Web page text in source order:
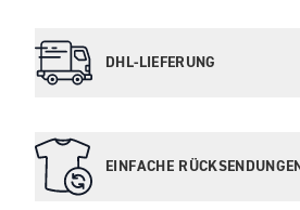
DHL-LIEFERUNG
EINFACHE